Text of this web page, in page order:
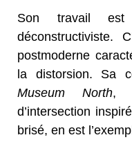
Son travail est
déconstructiviste.
postmoderne
la distorsion. Sa
Museum North,
d’intersection
brisé, en est